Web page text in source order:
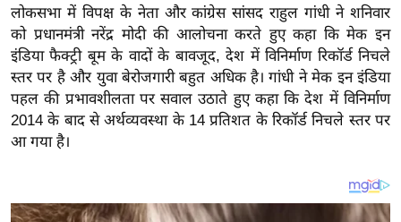
ग
त
वि
शे
ष
ज्ञ
ब
लोकसभा में विपक्ष के नेता और कांग्रेस सांसद राहुल गांधी ने शनिवार
को प्रधानमंत्री नरेंद्र मोदी की आलोचना करते हुए कहा कि मेक इन
इंडिया फैक्ट्री बूम के वादों के बावजूद, देश में विनिर्माण रिकॉर्ड निचले
स्तर पर है और युवा बेरोजगारी बहुत अधिक है। गांधी ने मेक इन इंडिया
पहल की प्रभावशीलता पर सवाल उठाते हुए कहा कि देश में विनिर्माण
2014 के बाद से अर्थव्यवस्था के 14 प्रतिशत के रिकॉर्ड निचले स्तर पर
आ गया है।